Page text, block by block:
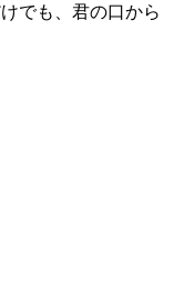
でも、君の口から